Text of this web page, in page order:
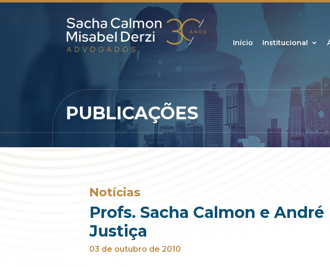
Início Institucional
PUBLICAÇÕES
Notícias
Profs. Sacha Calmon e
Justiça
03 de outubro de 2010